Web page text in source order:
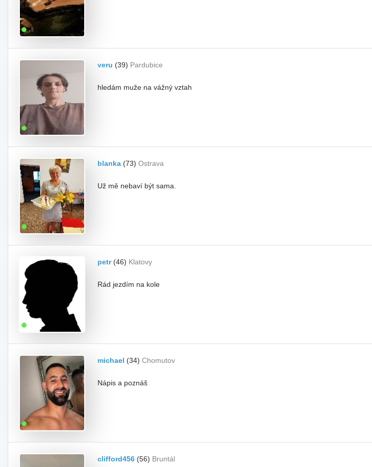
veru (39) Pardubice
hledám muže na vážný vztah
blanka (73) Ostrava
Už mě nebaví být sama.
petr(46) Klatovy
Rád jezdím na kole
michael (34) Chomutov
Nápis a poznáš
clifford456 (56) Bruntál